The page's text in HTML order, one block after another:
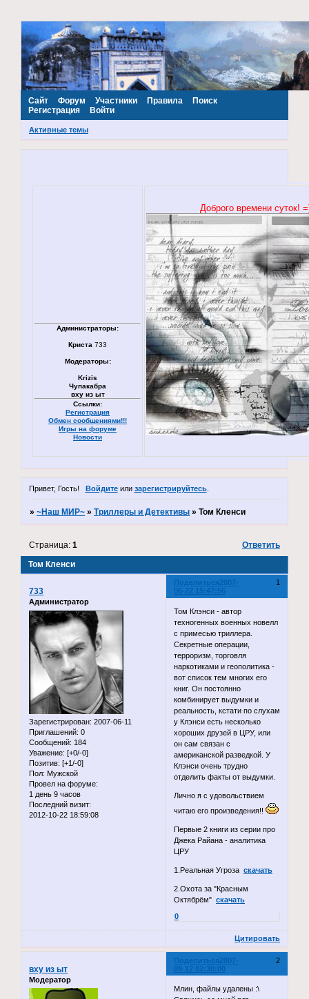
~Наш МИР~
Сайт Форум Участники Правила
Поиск
Регистрация
Войти
Активные темы
Администраторы:
Криста 733
Модераторы:
Krizis
Чупакабра
вху из ыт
Ссылки:
Регистрация
Обмен сообщениями!!!
Игры на форуме
Новости
Доброго времени суток!
Привет, Гость! Войдитеили зарегистрируйтесь.
»~Наш МИР~ »Триллеры и Детективы »Том Кленси
Том Кленси
Страница:1 Ответить
Поделиться 1
2007-
06-22 15:47:56
733
Администратор
Зарегистрирован: 2007-06-11
Приглашений: 0
Сообщений: 184
Уважение: [+0/-0]
Позитив: [+1/-0]
Пол: Мужской
Провел на форуме:
1 день 9 часов
Последний визит:
2012-10-22 18:59:08
Том Клэнси - автор
техногенных военных новелл
с примесью триллера.
Секретные операции,
терроризм, торговля
наркотиками и геополитика -
вот список тем многих его
книг. Он постоянно
комбинирует выдумки и
реальность, кстати по слухам
у Клэнси есть несколько
хороших друзей в ЦРУ, или
он сам связан с
американской разведкой. У
Клэнси очень трудно
отделить факты от выдумки.
Лично я с удовольствием
читаю его произведения!!
Первые 2 книги из серии про
Джека Райана - аналитика
ЦРУ
1.Реальная Угрозаскачать
2.Охота за "Красным
Октябрём"скачать
0
Цитировать
Поделиться 2
2007-
09-12 02:30:00
вху из ыт
Модератор
Млин, файлы удалены :\